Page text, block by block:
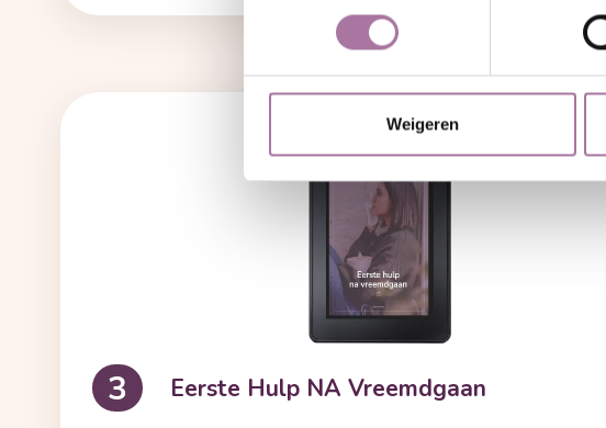
Weigeren
3 Eerste Hulp NA Vreemdgaan